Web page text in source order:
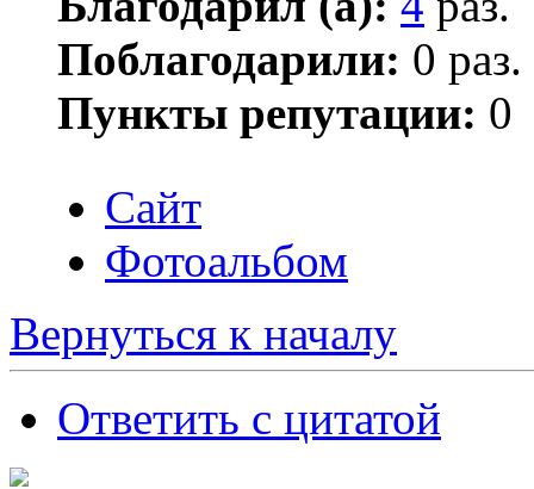
Поблагодарили: 0 раз.
Пункты репутации: 0
Сайт
Фотоальбом
Вернуться к началу
Ответить с цитатой